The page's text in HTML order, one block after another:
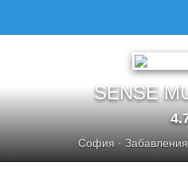
SENSE
София· Забавления